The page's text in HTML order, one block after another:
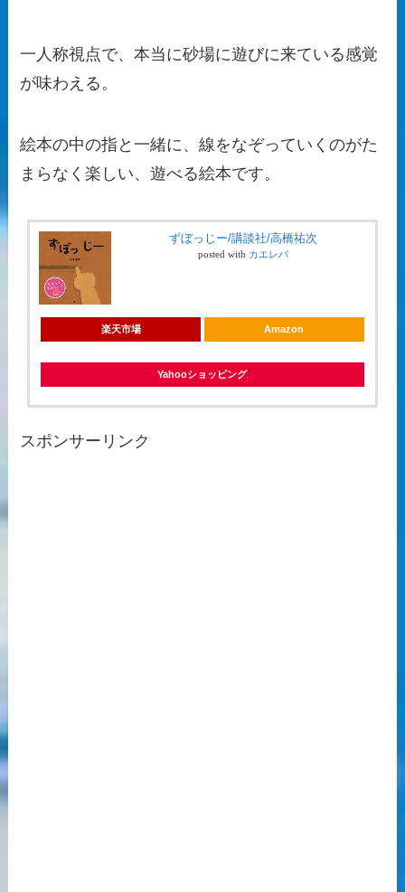
一人称視点で、本当に砂場に遊びに来ている感覚
が味わえる。
絵本の中の指と一緒に、線をなぞっていくのがた
まらなく楽しい、遊べる絵本です。
ずぼっじー/講談社/高橋祐次
posted with カエレバ
楽天市場 Amazon
Yahooショッピング
スポンサーリンク